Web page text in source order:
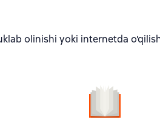
olinishi yoki internetda